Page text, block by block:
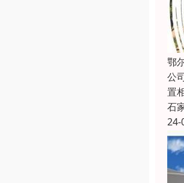
鄂
公
置
石
24-